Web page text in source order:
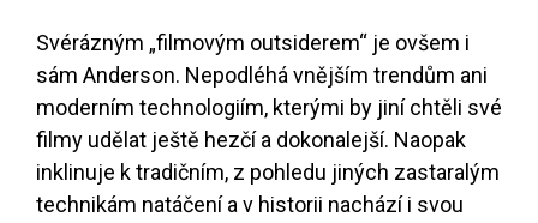
Svérázným „filmovým outsiderem“ je ovšem i
sám Anderson. Nepodléhá vnějším trendům ani
moderním technologiím, kterými by jiní chtěli své
filmy udělat ještě hezčí a dokonalejší. Naopak
inklinuje k tradičním, z pohledu jiných zastaralým
technikám natáčení a v historii nachází i svou